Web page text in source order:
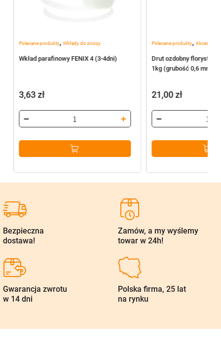
Polecane produkty, Wkłady do zniczy
Wkład parafinowy FENIX 4 (3-4dni)
3,63zł
Polecane produkty,Akcesoria
Drut ozdobny
1kg (grubość 0,6 mm)
21,00zł
Bezpieczna
dostawa!
Zamów, a my wyślemy
towar w 24h!
Gwarancja zwrotu
w 14 dni
Polska firma, 25 lat
na rynku